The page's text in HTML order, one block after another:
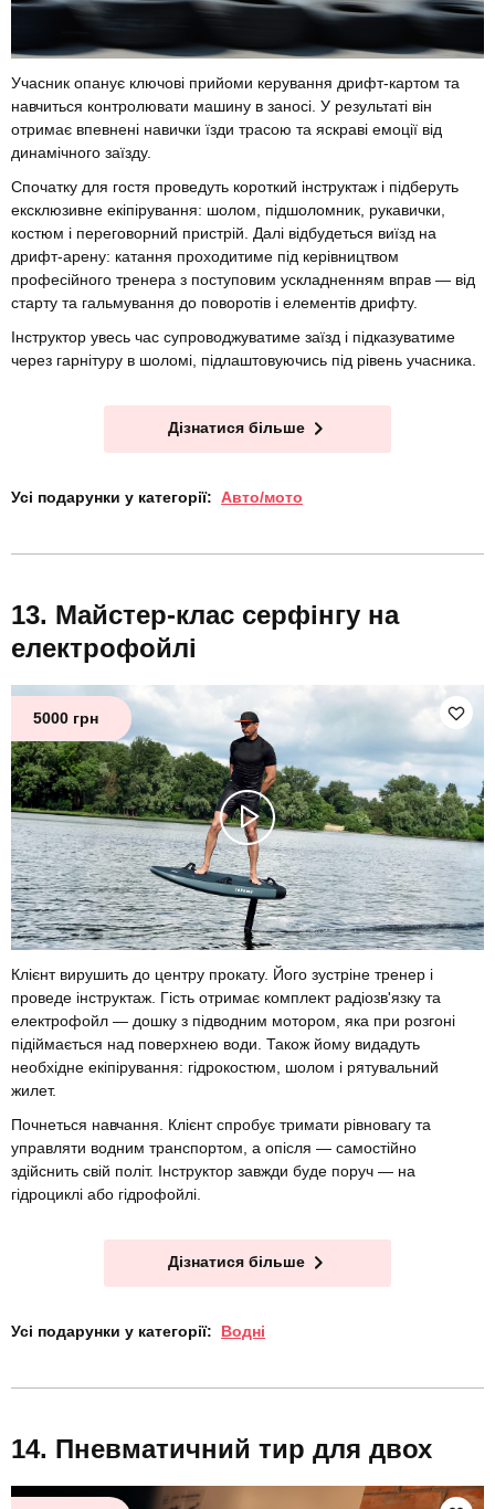
Учасник опанує ключові прийоми керування дрифт-картом та
навчиться контролювати машину в заносі. У результаті він
отримає впевнені навички їзди трасою та яскраві емоції від
динамічного заїзду.
Спочатку для гостя проведуть короткий інструктаж і підберуть
ексклюзивне екіпірування: шолом, підшоломник, рукавички,
костюм і переговорний пристрій. Далі відбудеться виїзд на
дрифт-арену: катання проходитиме під керівництвом
професійного тренера з поступовим ускладненням вправ — від
старту та гальмування до поворотів і елементів дрифту.
Інструктор увесь час супроводжуватиме заїзд і підказуватиме
через гарнітуру в шоломі, підлаштовуючись під рівень учасника.
Дізнатися більше
Усі подарунки у категорії: Авто/мото
Майстер-клас серфінгу на
електрофойлі
5000 грн
Клієнт вирушить до центру прокату. Його зустріне тренер і
проведе інструктаж. Гість отримає комплект радіозв'язку та
електрофойл — дошку з підводним мотором, яка при розгоні
підіймається над поверхнею води. Також йому видадуть
необхідне екіпірування: гідрокостюм, шолом і рятувальний
жилет.
Почнеться навчання. Клієнт спробує тримати рівновагу та
управляти водним транспортом, а опісля — самостійно
здійснить свій політ. Інструктор завжди буде поруч — на
гідроциклі або гідрофойлі.
Дізнатися більше
Усі подарунки у категорії: Водні
Пневматичний тир для двох